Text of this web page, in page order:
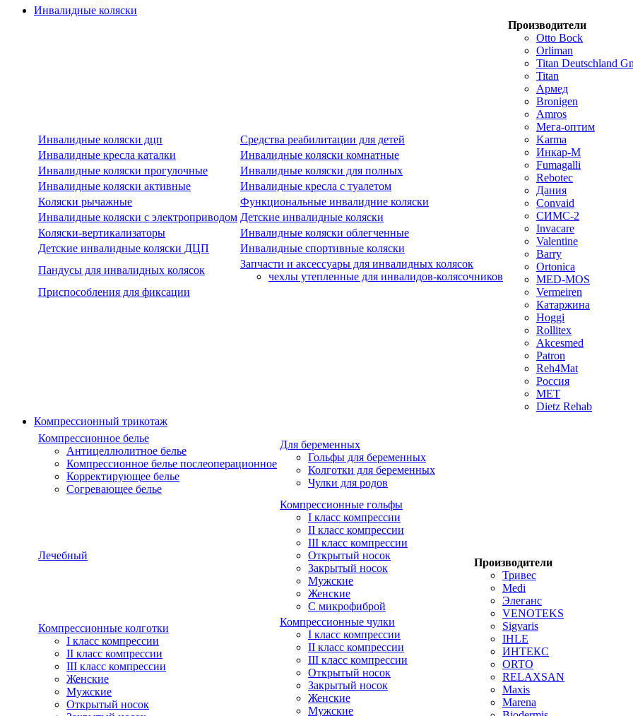
Инвалидные коляски
Инвалидные коляски дцп
Средства реабилитации для детей
Инвалидные кресла каталки
Инвалидные коляски комнатные
Инвалидные коляски прогулочные
Инвалидные коляски для полных
Инвалидные коляски активные
Инвалидные кресла с туалетом
Коляски рычажные
Функциональные инвалидние коляски
Инвалидные коляски с электроприводом Детские инвалидные коляски
Коляски-вертикализаторы
Инвалидные коляски облегченные
Детские инвалидные коляски ДЦП
Инвалидные спортивные коляски
Пандусы для инвалидных колясок
Запчасти и аксессуары для инвалидных колясок
чехлы утепленные для инвалидов-колясочников
Приспособления для фиксации
Производители
Otto Bock
Orliman
Titan Deutschland
Titan
Армед
Bronigen
Amros
Мега-оптим
Karma
Инкар-М
Fumagalli
Rebotec
Дания
Convaid
СИМС-2
Invacare
Valentine
Barry
Ortonica
MED-MOS
Vermeiren
Катаржина
Hoggi
Rollitex
Akcesmed
Patron
Reh4Mat
Россия
МЕТ
Dietz Rehab
Компрессионный трикотаж
Компрессионное белье
Антицеллюлитное белье
Компрессионное белье послеоперационное
Корректирующее белье
Согревающее белье
Для беременных
Гольфы для беременных
Колготки для беременных
Чулки для родов
Лечебный
Компрессионные гольфы
I класс компрессии
II класс компрессии
III класс компрессии
Открытый носок
Закрытый носок
Мужские
Женские
С микрофиброй
Компрессионные колготки
I класс компрессии
II класс компрессии
III класс компрессии
Женские
Мужские
Открытый носок
Компрессионные чулки
I класс компрессии
II класс компрессии
III класс компрессии
Открытый носок
Закрытый носок
Женские
Мужские
Производители
Тривес
Medi
Элеганс
VENOTEKS
Sigvaris
IHLE
ИНТЕКС
ORTO
RELAXSAN
Maxis
Marena